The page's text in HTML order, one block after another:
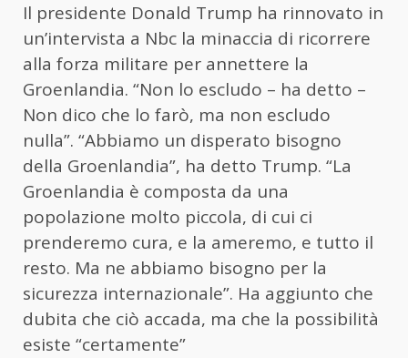
Il presidente Donald Trump ha rinnovato in
un’intervista a Nbc la minaccia di ricorrere
alla forza militare per annettere la
Groenlandia. “Non lo escludo – ha detto –
Non dico che lo farò, ma non escludo
nulla”. “Abbiamo un disperato bisogno
della Groenlandia”, ha detto Trump. “La
Groenlandia è composta da una
popolazione molto piccola, di cui ci
prenderemo cura, e la ameremo, e tutto il
resto. Ma ne abbiamo bisogno per la
sicurezza internazionale”. Ha aggiunto che
dubita che ciò accada, ma che la possibilità
esiste “certamente”